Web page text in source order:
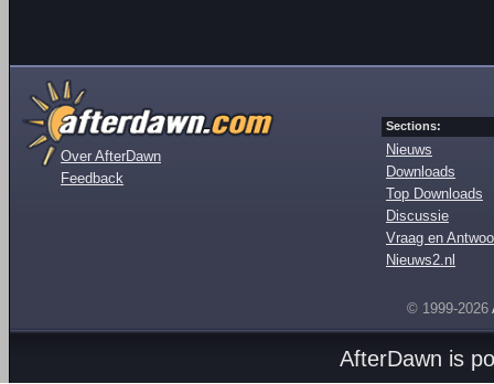
Over AfterDawn
Feedback
Sections:
Nieuws
Downloads
Top Downloads
Discussie
Vraag en
Nieuws2.nl
© 1999-2026
AfterDawn is